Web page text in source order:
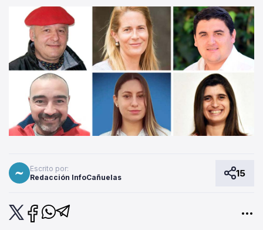
Escrito por:
Redacción InfoCañuelas
15